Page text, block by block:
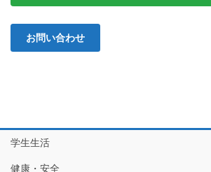
お問い合わせ
学生生活
健康・安全